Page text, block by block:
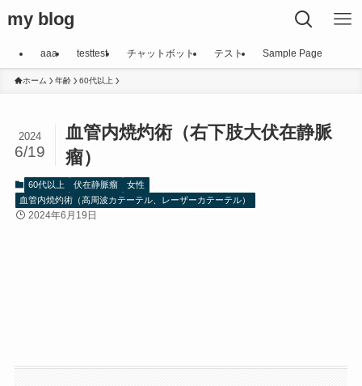
my blog
aaa testtest チャットボット テスト Sample Page
ホーム 年齢 60代以上
血管内焼灼術（右下肢大伏在静脈
瘤）
2024
6/19
60代以上 伏在静脈瘤
女性
血管内焼灼術（高周波カテーテル、レーザーカテーテル）
2024年6月19日